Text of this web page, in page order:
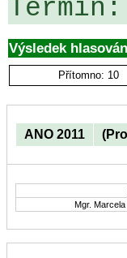
Výsledek
Přítomno: 10
ANO 2011
Mgr. Marcela